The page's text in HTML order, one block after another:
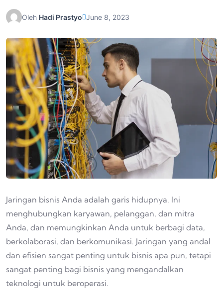
Oleh Hadi Prastyo June 8, 2023
Jaringan bisnis Anda adalah garis hidupnya. Ini
menghubungkan karyawan, pelanggan, dan mitra
Anda, dan memungkinkan Anda untuk berbagi data,
berkolaborasi, dan berkomunikasi. Jaringan yang andal
dan efisien sangat penting untuk bisnis apa pun, tetapi
sangat penting bagi bisnis yang mengandalkan
teknologi untuk beroperasi.